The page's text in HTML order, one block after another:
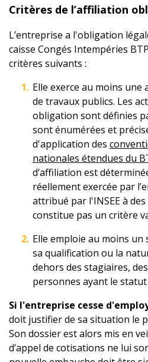
Critères de l’affiliation
L’entreprise a l'obligation
caisse Congés Intempéries
critères suivants :
Elle exerce au moins
de travaux publics. Les
obligation sont définies
sont énumérées et
d'application des
nationales étendues du
d’affiliation est
réellement exercée par
attribué par l'INSEE à
constitue pas un critère
Elle emploie au moins
sa qualification ou la
dehors des stagiaires,
personnes ayant le statut
Si l'entreprise cesse
doit justifier de sa situation le
Son dossier est alors mis en
d’appel de cotisations ne lui